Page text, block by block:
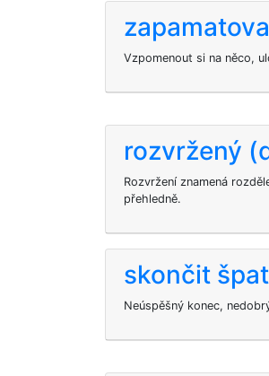
Vzpomenout si na něco,
rozvržený
Rozvržení znamená
přehledně.
skončit
Neúspěšný konec,